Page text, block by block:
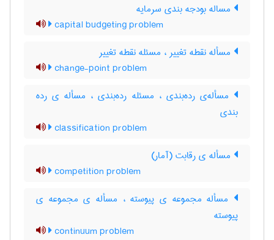
مساله بودجه بندی سرمایه
capital budgeting problem
مسأله نقطه تغییر ، مسئله نقطه تغییر
change-point problem
مسأله‌ی رده‌بندی ، مسئله رده‌بندی ، مسأله ی رده
بندی
classification problem
مسأله ی رقابت (آمار)
competition problem
مسأله مجموعه ی پیوسته ، مسأله ی مجموعه ی
پیوسته
continuum problem